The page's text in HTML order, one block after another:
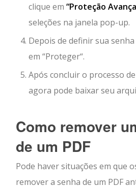
clique em“Proteção
seleções na janela pop-up.
Depois de definir sua
em “Proteger“.
Após concluir o processo
agora pode baixar seu
Como remover
de um PDF
Pode haver situações em que
remover a senha de um PDF